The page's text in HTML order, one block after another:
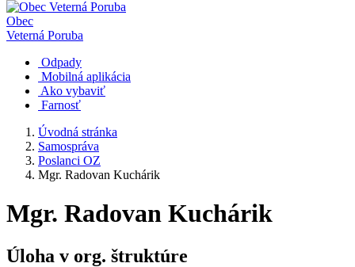
Obec
Veterná Poruba
Odpady
Mobilná aplikácia
Ako vybaviť
Farnosť
Úvodná stránka
Samospráva
Poslanci OZ
Mgr. Radovan Kuchárik
Mgr. Radovan Kuchárik
Úloha v org. štruktúre